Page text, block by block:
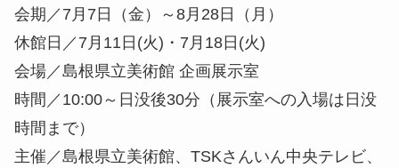
会期／7月7日（金）～8月28日（月）
休館日／7月11日(火)・7月18日(火)
会場／島根県立美術館 企画展示室
時間／10:00～日没後30分（展示室への入場は日没
時間まで）
主催／島根県立美術館、TSKさんいん中央テレビ、